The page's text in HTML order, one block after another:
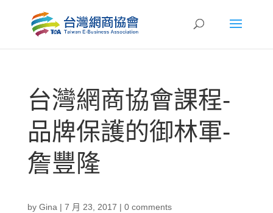
台灣網商協會課程-
品牌保護的御林軍-
詹豐隆
by Gina | 7 月 23, 2017 | 0 comments